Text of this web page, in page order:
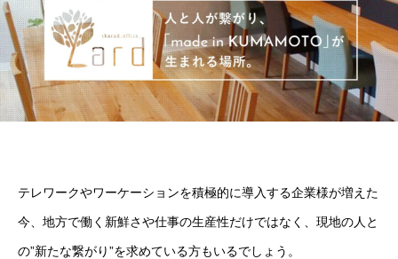
テレワークやワーケーションを積極的に導入する企業様が増えた
今、地方で働く新鮮さや仕事の生産性だけではなく、現地の人と
の”新たな繋がり”を求めている方もいるでしょう。